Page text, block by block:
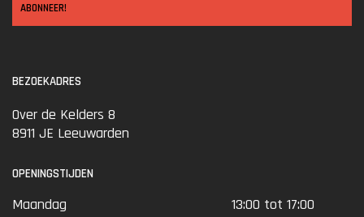
ABONNEER!
BEZOEKADRES
Over de Kelders 8
8911 JE Leeuwarden
OPENINGSTIJDEN
Maandag
13:00 tot 17:00